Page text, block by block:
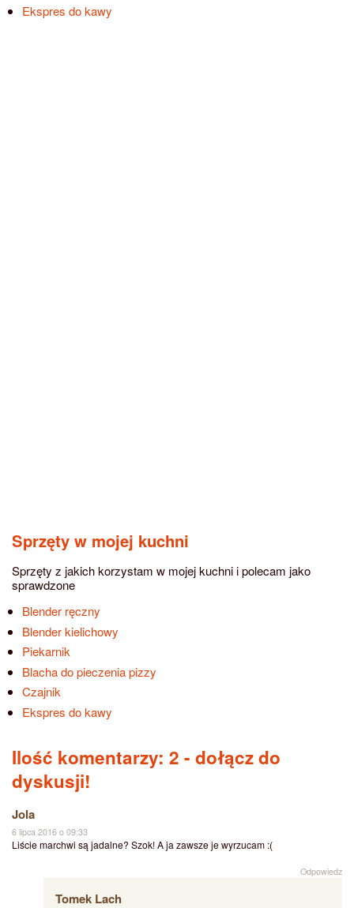
Ekspres do kawy
Sprzęty w mojej kuchni
Sprzęty z jakich korzystam w mojej kuchni i polecam jako
sprawdzone
Blender ręczny
Blender kielichowy
Piekarnik
Blacha do pieczenia pizzy
Czajnik
Ekspres do kawy
Ilość komentarzy: 2 - dołącz do
dyskusji!
Jola
6 lipca 2016 o 09:33
Liście marchwi są jadalne? Szok! A ja zawsze je wyrzucam :(
Odpowiedz
Tomek Lach